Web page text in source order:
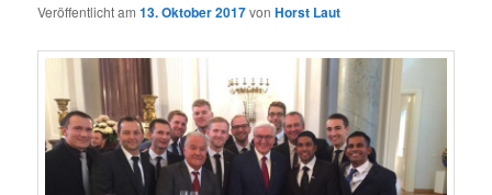
Veröffentlicht am13. Oktober 2017vonHorst Laut